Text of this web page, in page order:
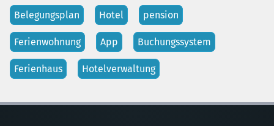
Belegungsplan Hotel pension
Ferienwohnung App Buchungssystem
Ferienhaus Hotelverwaltung